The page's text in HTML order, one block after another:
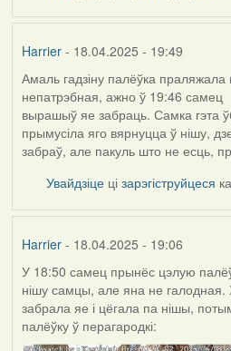
Harrier- 18.04.2025 - 19:49
Амаль гадзіну палёўка праляжала
непатрэбная, ажно ў 19:46 самец
вырашыў яе забраць. Самка гэта
прымусіла яго вярнуцца ў нішу,
забраў, але пакуль што не есць,
Увайдзіце цізарэгіструйцеся
Harrier- 18.04.2025 - 19:06
У 18:50 самец прынёс цэлую
нішу самцы, але яна не галодная.
забрала яе і цёгала па нішы,
палёўку ў перагародкі: